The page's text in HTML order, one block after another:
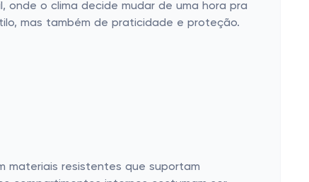
onde o clima decide mudar de uma hora pra
mas também de praticidade e proteção.
materiais resistentes que suportam